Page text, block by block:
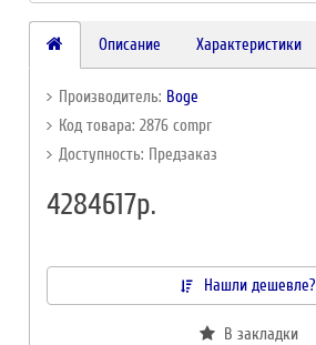
Описание Характеристики
Производитель: Boge
Код товара: 2876 compr
Доступность: Предзаказ
4284617р.
Нашли дешевле?
В закладки